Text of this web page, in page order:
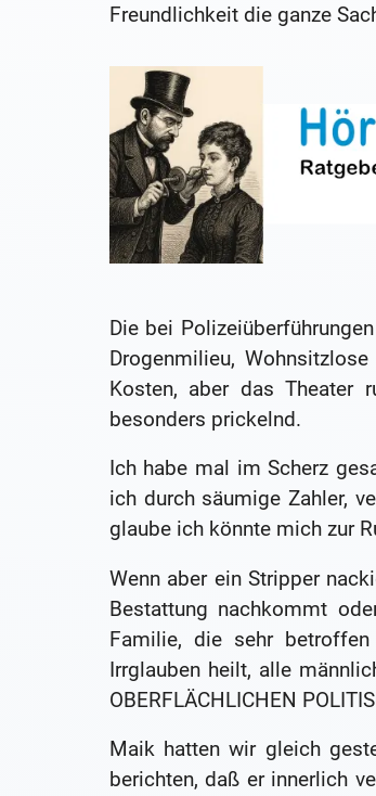
Freundlichkeit die ganze
Die bei
Drogenmilieu,
Kosten, aber das Theater
besonders prickelnd.
Ich habe mal im Scherz
ich durch säumige Zahler,
glaube ich könnte mich zur
Wenn aber ein Stripper
Bestattung nachkommt
Familie, die sehr
Irrglauben heilt, alle
OBERFLÄCHLICHEN
Maik hatten wir gleich
berichten, daß er innerlich